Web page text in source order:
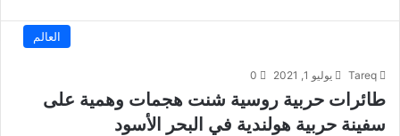
العالم
Tareq يوليو 1, 2021 0
طائرات حربية روسية شنت هجمات وهمية على
سفينة حربية هولندية في البحر الأسود